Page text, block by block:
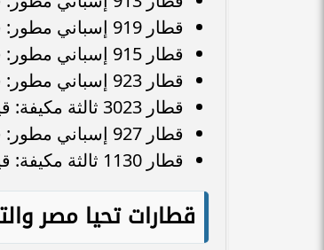
قطار 919 إسباني مطور: قيام 02:25 عصرًا – وصول 06:05 مساءً.
قطار 915 إسباني مطور: قيام 03:10 عصرًا – وصول 06:15 مساءً.
قطار 923 إسباني مطور: قيام 04:00 عصرًا – وصول 07:25 مساءً.
قطار 3023 ثالثة مكيفة: قيام 05:00 مساءً – وصول 07:55 مساءً.
قطار 927 إسباني مطور: قيام 07:00 مساءً – وصول 09:30 مساءً.
قطار 1130 ثالثة مكيفة: قيام 07:30 مساءً – وصول 10:30 مساءً.
قطارات تحيا مصر